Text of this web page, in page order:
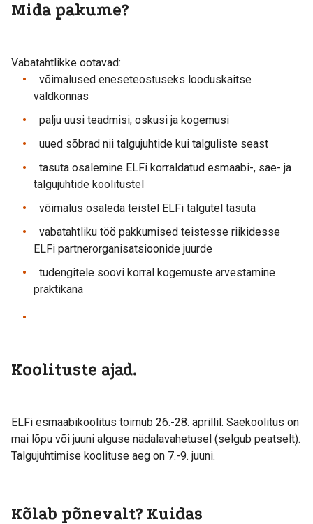
Mida pakume?
Vabatahtlikke ootavad:
võimalused eneseteostuseks looduskaitse
valdkonnas
palju uusi teadmisi, oskusi ja kogemusi
uued sõbrad nii talgujuhtide kui talguliste seast
tasuta osalemine ELFi korraldatud esmaabi-, sae- ja
talgujuhtide koolitustel
võimalus osaleda teistel ELFi talgutel tasuta
vabatahtliku töö pakkumised teistesse riikidesse
ELFi partnerorganisatsioonide juurde
tudengitele soovi korral kogemuste arvestamine
praktikana
Koolituste ajad.
ELFi esmaabikoolitus toimub 26.-28. aprillil. Saekoolitus on
mai lõpu või juuni alguse nädalavahetusel (selgub peatselt).
Talgujuhtimise koolituse aeg on 7.-9. juuni.
Kõlab põnevalt? Kuidas